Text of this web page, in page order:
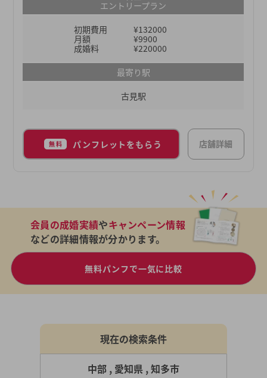
またはなえるは、愛知・岐阜・三重で47のサロンを
展開しています。これは東海3県でも最多なので、
東海地方にお住まいで「地元でお相手を探したい」
と考えている方にとってはこれ以上ない結婚相談所
と言えるでしょう。
エントリープラン
初期費用
¥132000
月額
¥9900
成婚料
¥220000
最寄り駅
古見駅
無料 パンフレットをもらう 店舗詳細
会員の成婚実績やキャンペーン情報
などの詳細情報が分かります。
無料パンフで一気に比較
現在の検索条件
中部 , 愛知県 , 知多市